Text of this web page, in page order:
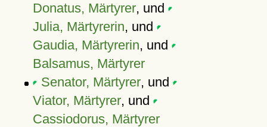
Donatus, Märtyrer, und
Julia, Märtyrerin, und
Gaudia, Märtyrerin, und
Balsamus, Märtyrer
Senator, Märtyrer, und
Viator, Märtyrer, und
Cassiodorus, Märtyrer